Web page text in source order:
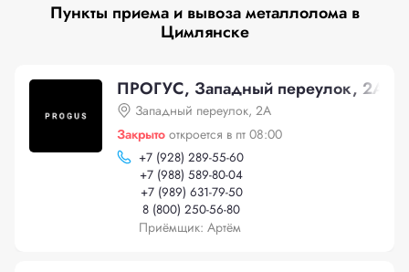
Пункты приема и вывоза металлолома в
Цимлянске
ПРОГУС, Западный переулок, 2А
Западный переулок, 2А
Закрыто откроется в пт 08:00
+7 (928) 289-55-60
+7 (988) 589-80-04
+7 (989) 631-79-50
8 (800) 250-56-80
Приёмщик: Артём